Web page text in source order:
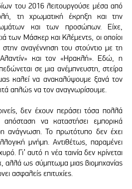
του 2016 λειτουργούσε μέσα από
τη χρωματική έκρηξη και την
και των προσώπων. Είχε,
των Μάσκερ και Κλέμεντς, οι οποίοι
αναγέννηση του στούντιο με τη
και τον «Ηρακλή». Εδώ, η
σε μια ανέμπνευστη, στείρα
καλεί να ανακαλύψουμε ξανά τον
απλώς να τον αναγνωρίσουμε.
δεν έχουν περάσει τόσα πολλά
να καταστήσει εμπορικά
ανάγνωση. Το πρωτότυπο δεν έχει
μνήμη. Αντιθέτως, παραμένει
Γι’ αυτό η νέα ταινία δεν κρίνεται
αλλά ως σύμπτωμα μιας βιομηχανίας
ασφαλείς επιτυχίες.